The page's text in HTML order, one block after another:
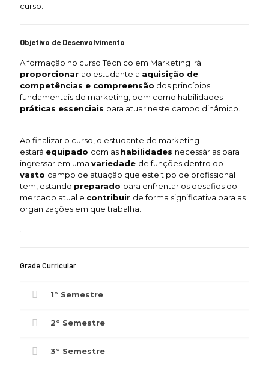
curso.
Objetivo de Desenvolvimento
A formação no curso Técnico em Marketing irá
proporcionar ao estudante a aquisição de
competências e compreensão dos princípios
fundamentais do marketing, bem como habilidades
práticas essenciais para atuar neste campo dinâmico.
Ao finalizar o curso, o estudante de marketing
estará equipado com as habilidades necessárias para
ingressar em uma variedade de funções dentro do
vasto campo de atuação que este tipo de profissional
tem, estando preparado para enfrentar os desafios do
mercado atual e contribuir de forma significativa para as
organizações em que trabalha.
Grade Curricular
1° Semestre
2° Semestre
3° Semestre